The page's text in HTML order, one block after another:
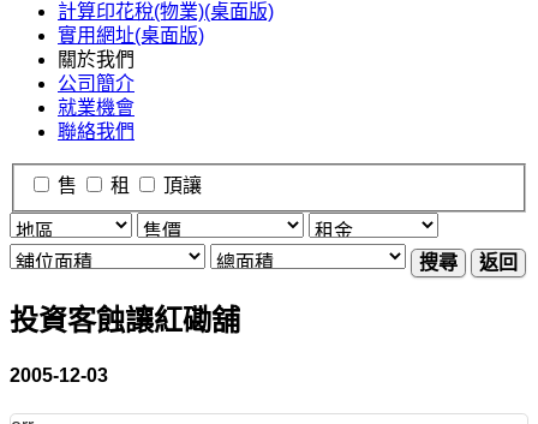
計算印花稅(物業)(桌面版)
實用網址(桌面版)
關於我們
公司簡介
就業機會
聯絡我們
售 租 頂讓
搜尋 返回
投資客蝕讓紅磡舖
2005-12-03